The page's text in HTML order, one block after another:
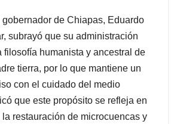
gobernador de Chiapas, Eduardo
subrayó que su administración
filosofía humanista y ancestral de
tierra, por lo que mantiene un
con el cuidado del medio
que este propósito se refleja en
restauración de microcuencas y